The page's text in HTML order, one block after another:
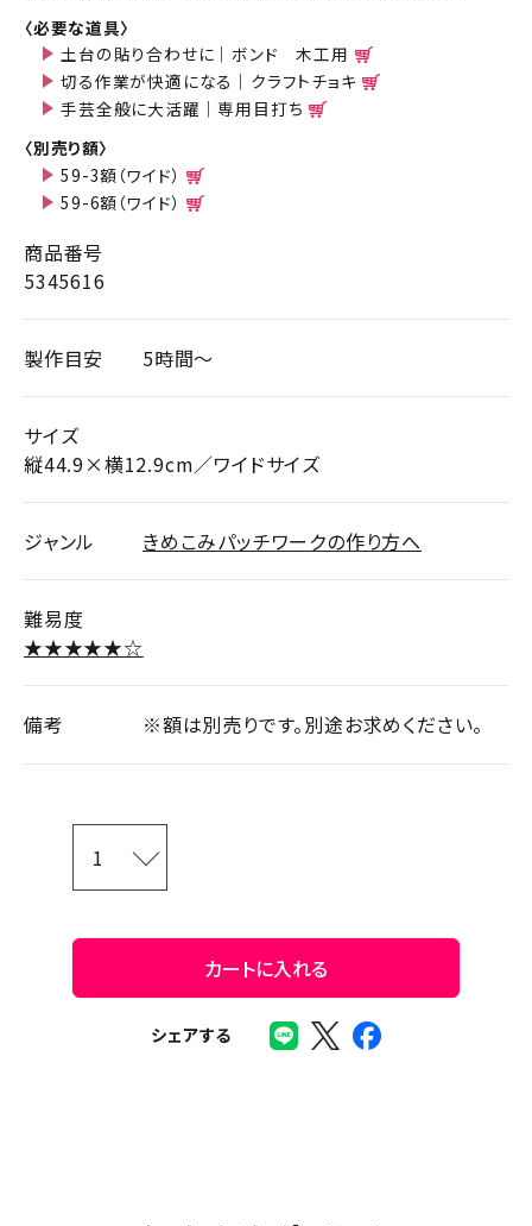
〈必要な道具〉
土台の貼り合わせに｜ボンド 木工用
切る作業が快適になる｜クラフトチョキ
手芸全般に大活躍｜専用目打ち
〈別売り額〉
59-3額（ワイド）
59-6額（ワイド）
商品番号
5345616
製作目安 5時間～
サイズ
縦44.9×横12.9cm／ワイドサイズ
ジャンル きめこみパッチワークの作り方へ
難易度
★★★★★☆
備考 ※額は別売りです。別途お求めください。
カートに入れる
シェアする